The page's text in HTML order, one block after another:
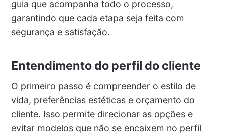
guia que acompanha todo o processo,
garantindo que cada etapa seja feita com
segurança e satisfação.
Entendimento do perfil do cliente
O primeiro passo é compreender o estilo de
vida, preferências estéticas e orçamento do
cliente. Isso permite direcionar as opções e
evitar modelos que não se encaixem no perfil